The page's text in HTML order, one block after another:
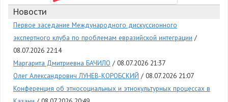
Новости
Первое заседание Международного дискуссионного
экспертного клуба по проблемам евразийской интеграции
08.07.2026 22:14
Маргарита Дмитриевна БАЧИЛО
08.07.2026 21:37
Олег Александрович ЛУНЕВ-КОРОБСКИЙ
08.07.2026 21:07
Конференция об этносоциальных и этнокультурных процессах в